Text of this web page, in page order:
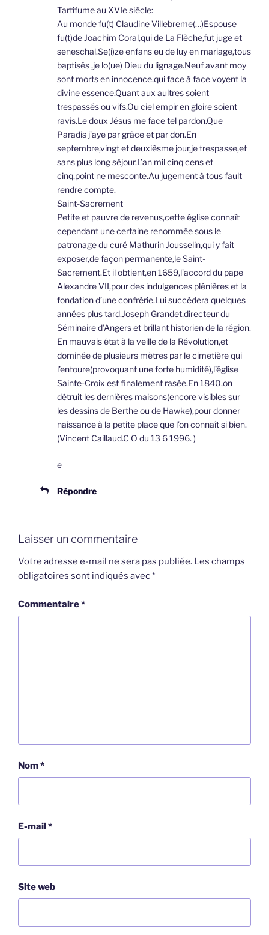
Tartifume au XVIe siècle:
Au monde fu(t) Claudine Villebreme(…)Espouse
fu(t)de Joachim Coral,qui de La Flèche,fut juge et
seneschal.Se(i)ze enfans eu de luy en mariage,tous
baptisés ,je lo(ue) Dieu du lignage.Neuf avant moy
sont morts en innocence,qui face à face voyent la
divine essence.Quant aux aultres soient
trespassés ou vifs.Ou ciel empir en gloire soient
ravis.Le doux Jésus me face tel pardon.Que
Paradis j’aye par grâce et par don.En
septembre,vingt et deuxièsme jour,je trespasse,et
sans plus long séjour.L’an mil cinq cens et
cinq,point ne mesconte.Au jugement à tous fault
rendre compte.
Saint-Sacrement
Petite et pauvre de revenus,cette église connaît
cependant une certaine renommée sous le
patronage du curé Mathurin Jousselin,qui y fait
exposer,de façon permanente,le Saint-
Sacrement.Et il obtient,en 1659,l’accord du pape
Alexandre VII,pour des indulgences plénières et la
fondation d’une confrérie.Lui succédera quelques
années plus tard,Joseph Grandet,directeur du
Séminaire d’Angers et brillant historien de la région.
En mauvais état à la veille de la Révolution,et
dominée de plusieurs mètres par le cimetière qui
l’entoure(provoquant une forte humidité),l’église
Sainte-Croix est finalement rasée.En 1840,on
détruit les dernières maisons(encore visibles sur
les dessins de Berthe ou de Hawke),pour donner
naissance à la petite place que l’on connaît si bien.
(Vincent Caillaud.C O du 13 6 1996. )
e
Répondre
Laisser un commentaire
Votre adresse e-mail ne sera pas publiée. Les champs
obligatoires sont indiqués avec*
Commentaire*
Nom*
E-mail*
Site web